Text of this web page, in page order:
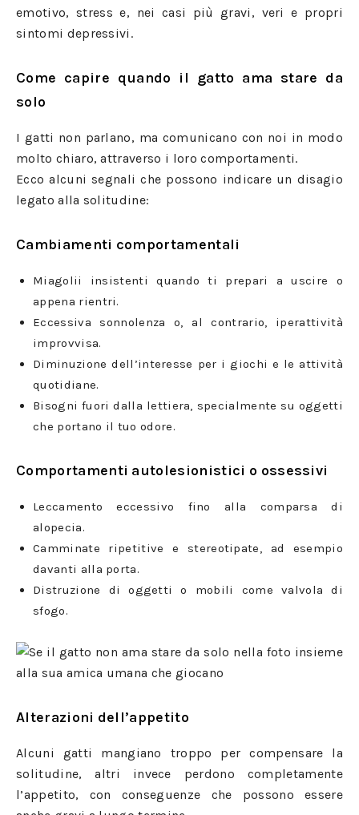
emotivo, stress e, nei casi più gravi, veri e propri
sintomi depressivi.
Come capire quando il gatto ama stare da
solo
I gatti non parlano, ma comunicano con noi in modo
molto chiaro, attraverso i loro comportamenti.
Ecco alcuni segnali che possono indicare un disagio
legato alla solitudine:
Cambiamenti comportamentali
Miagolii insistenti quando ti prepari a uscire o
appena rientri.
Eccessiva sonnolenza o, al contrario, iperattività
improvvisa.
Diminuzione dell’interesse per i giochi e le attività
quotidiane.
Bisogni fuori dalla lettiera, specialmente su oggetti
che portano il tuo odore.
Comportamenti autolesionistici o ossessivi
Leccamento eccessivo fino alla comparsa di
alopecia.
Camminate ripetitive e stereotipate, ad esempio
davanti alla porta.
Distruzione di oggetti o mobili come valvola di
sfogo.
Alterazioni dell’appetito
Alcuni gatti mangiano troppo per compensare la
solitudine, altri invece perdono completamente
l’appetito, con conseguenze che possono essere